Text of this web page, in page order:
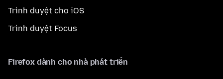
Trình duyệt cho iOS
Trình duyệt Focus
Firefox dành cho nhà phát triển